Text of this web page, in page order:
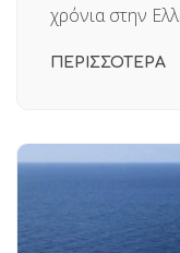
χρόνια στην
ΠΕΡΙΣΣΟΤΕΡΑ